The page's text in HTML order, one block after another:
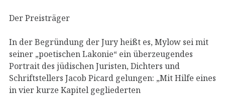
Der Preisträger
In der Begründung der Jury heißt es, Mylow sei mit
seiner „poetischen Lakonie“ ein überzeugendes
Portrait des jüdischen Juristen, Dichters und
Schriftstellers Jacob Picard gelungen: „Mit Hilfe eines
in vier kurze Kapitel gegliederten